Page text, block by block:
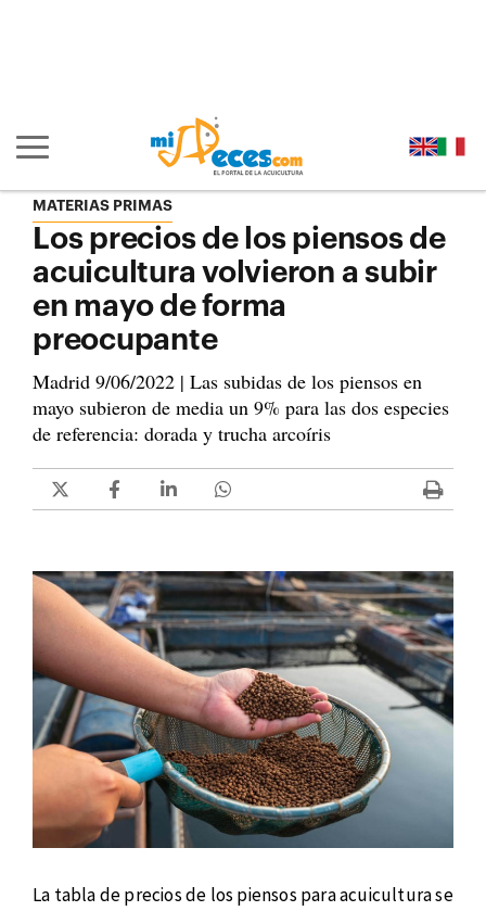
Mostrar/ocultar navegación principal
MATERIAS PRIMAS
Los precios de los piensos de
acuicultura volvieron a subir
en mayo de forma
preocupante
Madrid 9/06/2022 | Las subidas de los piensos en
mayo subieron de media un 9% para las dos especies
de referencia: dorada y trucha arcoíris
La tabla de precios de los piensos para acuicultura se